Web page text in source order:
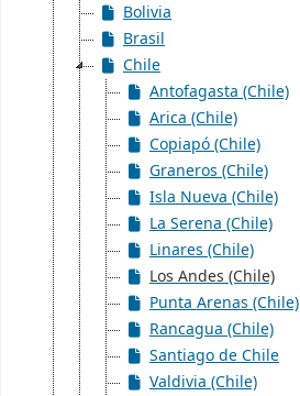
Bolivia
Brasil
Chile
Antofagasta (Chile)
Arica (Chile)
Copiapó (Chile)
Graneros (Chile)
Isla Nueva (Chile)
La Serena (Chile)
Linares (Chile)
Los Andes (Chile)
Punta Arenas (Chile)
Rancagua (Chile)
Santiago de Chile
Valdivia (Chile)